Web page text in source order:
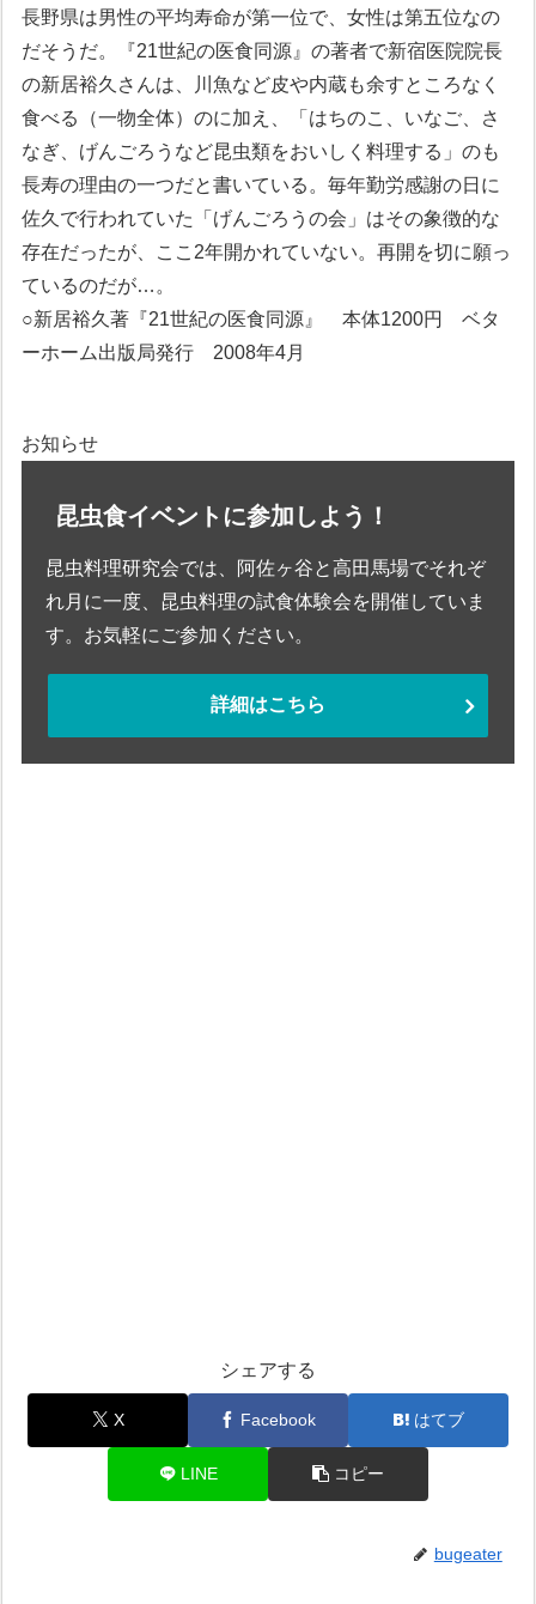
長野県は男性の平均寿命が第一位で、女性は第五位なの
だそうだ。『21世紀の医食同源』の著者で新宿医院院長
の新居裕久さんは、川魚など皮や内蔵も余すところなく
食べる（一物全体）のに加え、「はちのこ、いなご、さ
なぎ、げんごろうなど昆虫類をおいしく料理する」のも
長寿の理由の一つだと書いている。毎年勤労感謝の日に
佐久で行われていた「げんごろうの会」はその象徴的な
存在だったが、ここ2年開かれていない。再開を切に願っ
ているのだが…。
○新居裕久著『21世紀の医食同源』 本体1200円 ベタ
ーホーム出版局発行 2008年4月
お知らせ
昆虫食イベントに参加しよう！
昆虫料理研究会では、阿佐ヶ谷と高田馬場でそれぞ
れ月に一度、昆虫料理の試食体験会を開催していま
す。お気軽にご参加ください。
詳細はこちら
シェアする
X Facebook はてブ
LINE コピー
bugeater